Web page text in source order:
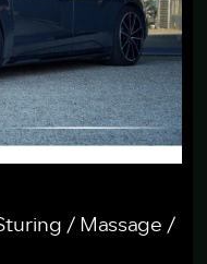
/ Massage /